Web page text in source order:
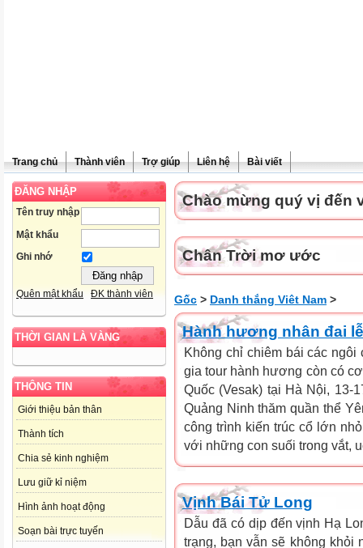
Trang chủ Thành viên Trợ giúp Liên hệ Bài viết
ĐĂNG NHẬP
Tên truy nhập
Mật khẩu
Ghi nhớ
Quên mật khẩu ĐK thành viên
THỜI GIAN LÀ VÀNG
THÔNG TIN
Giới thiệu bản thân
Thành tích
Chia sẻ kinh nghiệm
Lưu giữ kỉ niệm
Hình ảnh hoạt động
Soạn bài trực tuyến
Chào mừng quý vị đến
Chân Trời mơ ước
Gốc > Danh thắng Viêt Nam >
Hành hương nhân đai lễ
Không chỉ chiêm bái các
gia tour hành hương còn có
Quốc (Vesak) tại Hà Nội, 13-
Quảng Ninh thăm quần thể
công trình kiến trúc cổ lớn
với những con suối trong vắt,
Vịnh Bái Tử Long
Dẫu đã có dịp đến vịnh Hạ
trạng, bạn vẫn sẽ không khỏi